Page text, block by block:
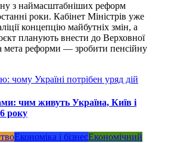
з наймасштабніших реформ
роки. Кабінет Міністрів уже
концепцію майбутніх змін, а
планують внести до Верховної
мета реформи — зробити пенсійну
чим живуть Україна, Київ і
року
Економіка і бізнесЕкономічний